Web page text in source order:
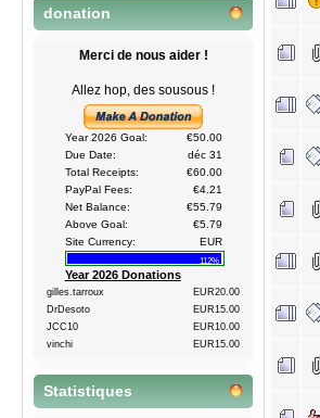
donation
Merci de nous aider !
Allez hop, des sousous !
Year 2026 Goal:
€50.00
Due Date:
déc 31
Total Receipts:
€60.00
PayPal Fees:
€4.21
Net Balance:
€55.79
Above Goal:
€5.79
Site Currency:
EUR
112%
Year 2026 Donations
gilles.tarroux
EUR20.00
DrDesoto
EUR15.00
JCC10
EUR10.00
vinchi
EUR15.00
Statistiques